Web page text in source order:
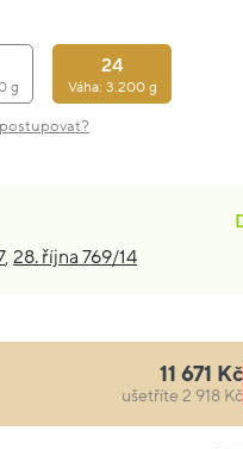
g
24
Váha: 3.200 g
,28. října 769/14
11 671 Kč
ušetříte 2 918 Kč